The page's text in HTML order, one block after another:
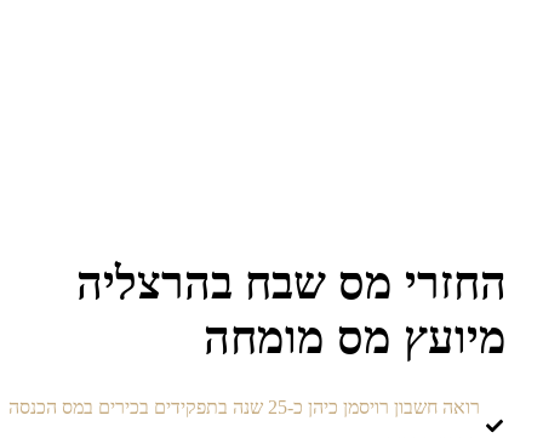
מס שבח בהרצליה
מס מומחה
רואה חשבון רויסמן כיהן כ-25 שנה בתפקידים בכירים במס הכנסה